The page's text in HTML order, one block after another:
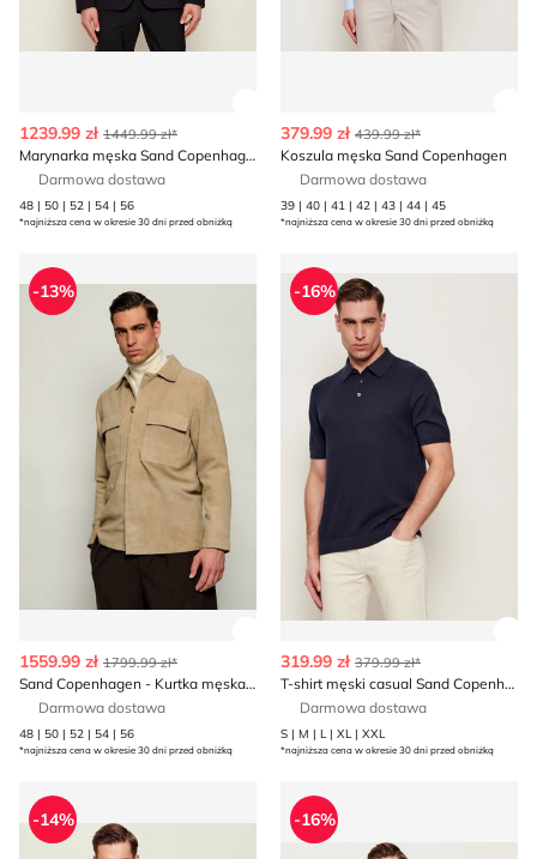
1239.99 zł 1449.99 zł*
Marynarka męska Sand Copenhagen
Darmowa dostawa
48 | 50 | 52 | 54 | 56
*najniższa cena w okresie 30 dni przed obniżką
379.99 zł 439.99 zł*
Koszula męska Sand Copenhagen
Darmowa dostawa
39 | 40 | 41 | 42 | 43 | 44 | 45
*najniższa cena w okresie 30 dni przed obniżką
Sand Copenhagen - Kurtka męska jesienna
-13%
1559.99 zł 1799.99 zł*
Sand Copenhagen - Kurtka męska jesienna
Darmowa dostawa
48 | 50 | 52 | 54 | 56
*najniższa cena w okresie 30 dni przed obniżką
T-shirt męski casual Sand
-16%
319.99 zł 379.99 zł*
T-shirt męski casual Sand Copenhagen
Darmowa dostawa
S | M | L | XL | XXL
*najniższa cena w okresie 30 dni przed obniżką
Sand Copenhagen - Marynarka męska
-14%
T-shirt męski letni Sand
-16%